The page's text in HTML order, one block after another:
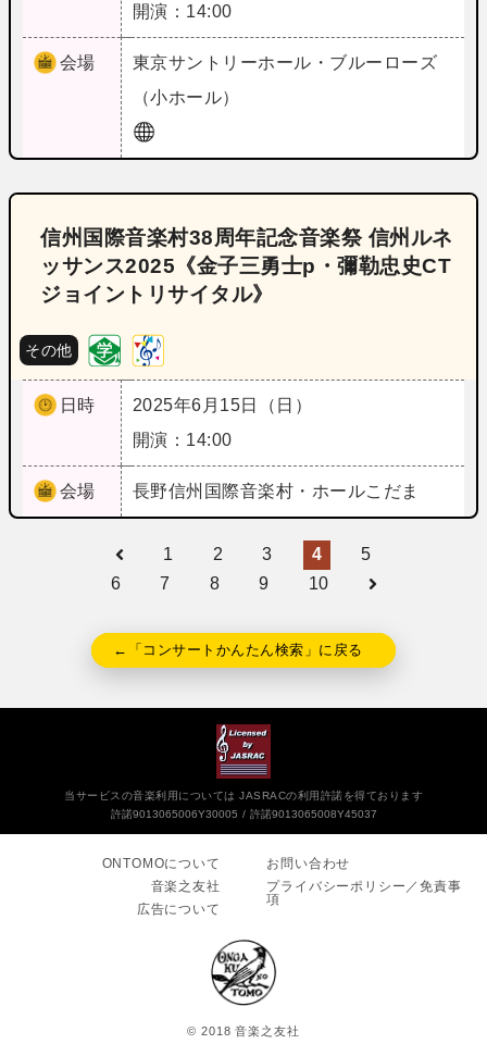
開演：14:00
会場 東京サントリーホール・ブルーローズ
（小ホール）
信州国際音楽村38周年記念音楽祭 信州ルネ
ッサンス2025《金子三勇士p・彌勒忠史CT
ジョイントリサイタル》
その他
日時
2025年6月15日（日）
開演：14:00
会場 長野信州国際音楽村・ホールこだま
1 2 3 4
5
6
7 8 9 10
←「コンサートかんたん検索」に戻る
当サービスの音楽利用については JASRACの利用許諾を得ております
許諾9013065006Y30005
許諾9013065008Y45037
ONTOMOについて
音楽之友社
広告について
お問い合わせ
プライバシーポリシー／免責事
項
© 2018 音楽之友社